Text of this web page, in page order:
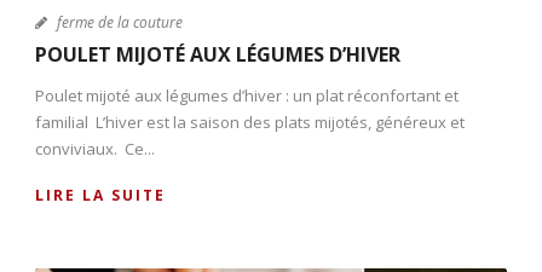
ferme de la couture
POULET MIJOTÉ AUX LÉGUMES D’HIVER
Poulet mijoté aux légumes d’hiver : un plat réconfortant et
familial L’hiver est la saison des plats mijotés, généreux et
conviviaux. Ce...
LIRE LA SUITE